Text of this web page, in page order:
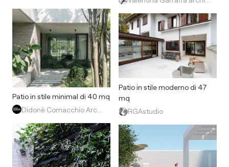
Patio in stile minimal di 40 mq
Patio in stile moderno di 47
mq
RGAstudio